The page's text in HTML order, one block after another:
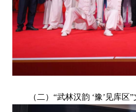
（二）“武林汉韵 ‘豫’见库区